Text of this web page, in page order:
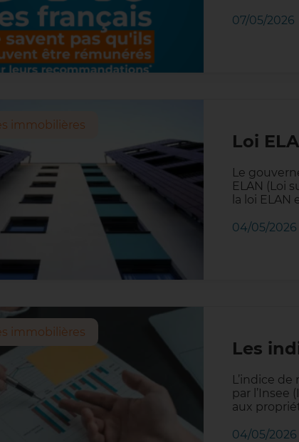
07/05/2026
immobilières
Loi
Le
ELAN (Loi
la loi
04/05/2026
immobilières
Les
L’indice
par
aux
04/05/2026